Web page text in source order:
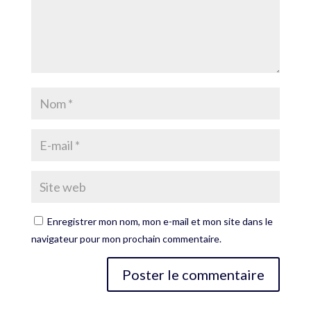
Enregistrer mon nom, mon e-mail et mon site dans le
navigateur pour mon prochain commentaire.